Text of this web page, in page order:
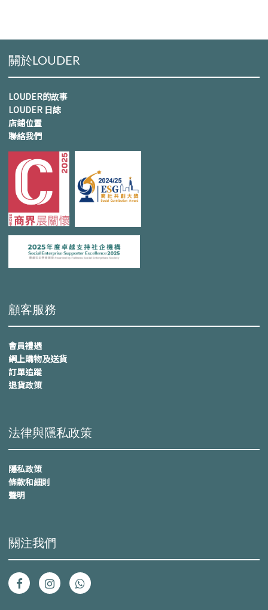
關於LOUDER
LOUDER的故事
LOUDER 日誌
店鋪位置
聯絡我們
顧客服務
會員禮遇
網上購物及送貨
訂單追蹤
退貨政策
法律與隱私政策
隱私政策
條款和細則
聲明
關注我們